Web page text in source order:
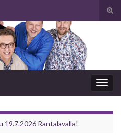
19.7.2026 Rantalavalla!